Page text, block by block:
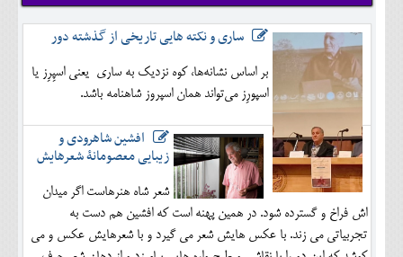
ساری و نکته هایی تاریخی از گذشته دور
بر اساس نشانه‌ها، کوه نزدیک به ساری یعنی اسپِرِز یا
اسپورِز می‌تواند همان اسپروز شاهنامه باشد.
افشین شاهرودی و
زیبایی معصومانۀ شعرهایش
شعر شاه هنرهاست اگر میدان
اش فراخ و گسترده شود. در همین پهنه است که افشین هم دست به
تجربیاتی می زند. با عکس هایش شعر می گیرد و با شعرهایش عکس و می